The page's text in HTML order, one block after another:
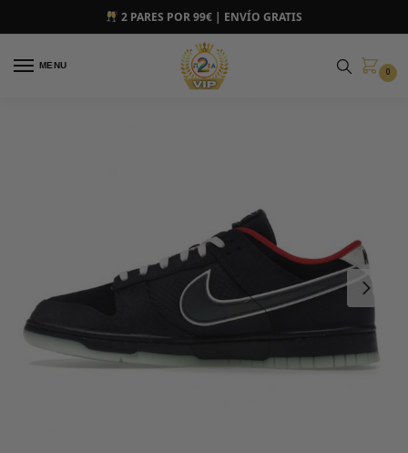
2 PARES POR 99€ | ENVÍO GRATIS
MENU
0